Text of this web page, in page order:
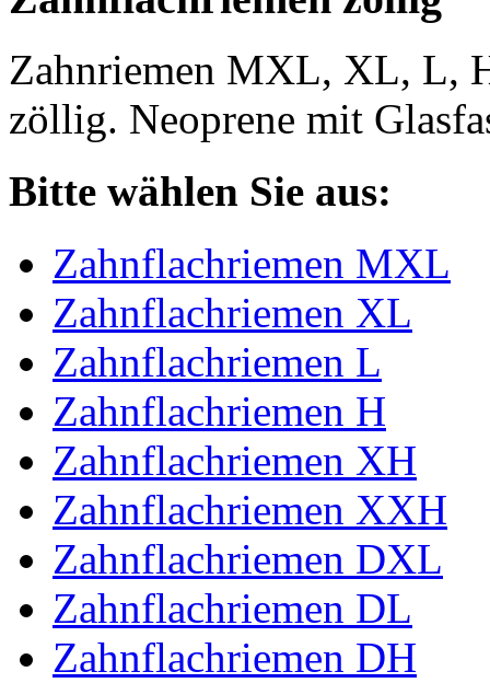
Zahnriemen MXL, XL, L,
zöllig. Neoprene mit
Bitte wählen Sie aus:
Zahnflachriemen MXL
Zahnflachriemen XL
Zahnflachriemen L
Zahnflachriemen H
Zahnflachriemen XH
Zahnflachriemen XXH
Zahnflachriemen DXL
Zahnflachriemen DL
Zahnflachriemen DH